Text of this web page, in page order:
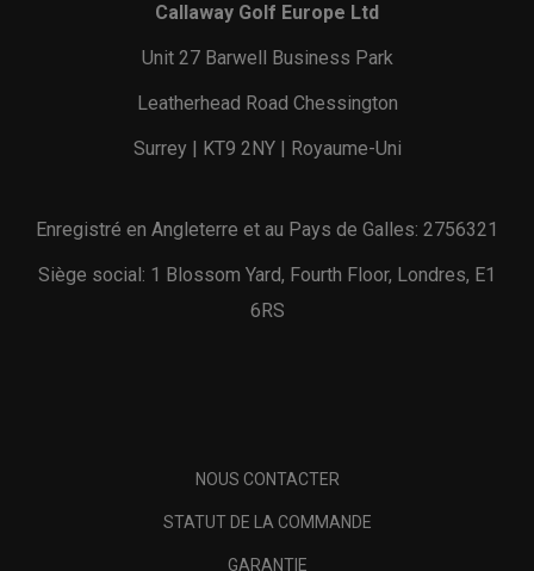
Callaway Golf Europe Ltd
Unit 27 Barwell Business Park
Leatherhead Road Chessington
Surrey | KT9 2NY | Royaume-Uni
Enregistré en Angleterre et au Pays de Galles: 2756321
Siège social: 1 Blossom Yard, Fourth Floor, Londres, E1
6RS
NOUS CONTACTER
STATUT DE LA COMMANDE
GARANTIE